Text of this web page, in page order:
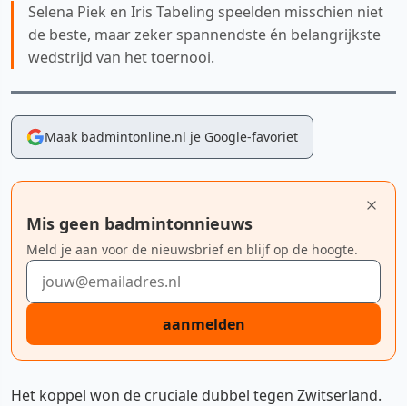
Selena Piek en Iris Tabeling speelden misschien niet
de beste, maar zeker spannendste én belangrijkste
wedstrijd van het toernooi.
Maak badmintonline.nl je Google-favoriet
Mis geen badmintonnieuws
Meld je aan voor de nieuwsbrief en blijf op de hoogte.
E-mailadres
aanmelden
Het koppel won de cruciale dubbel tegen Zwitserland.